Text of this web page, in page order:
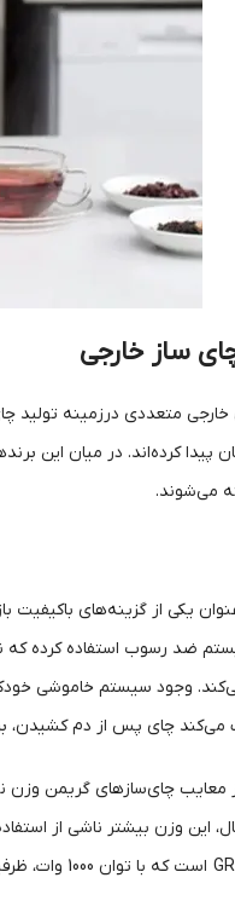
ساز خارجی
خارجی متعددی درزمینه
کرده‌اند. در میان این
می‌شوند.
یکی از گزینه‌های باکیفیت
ضد رسوب استفاده کرده
وجود سیستم خاموشی
می‌کند چای پس از دم کشیدن،
از معایب چای‌سازهای گریمن
این وزن بیشتر ناشی از